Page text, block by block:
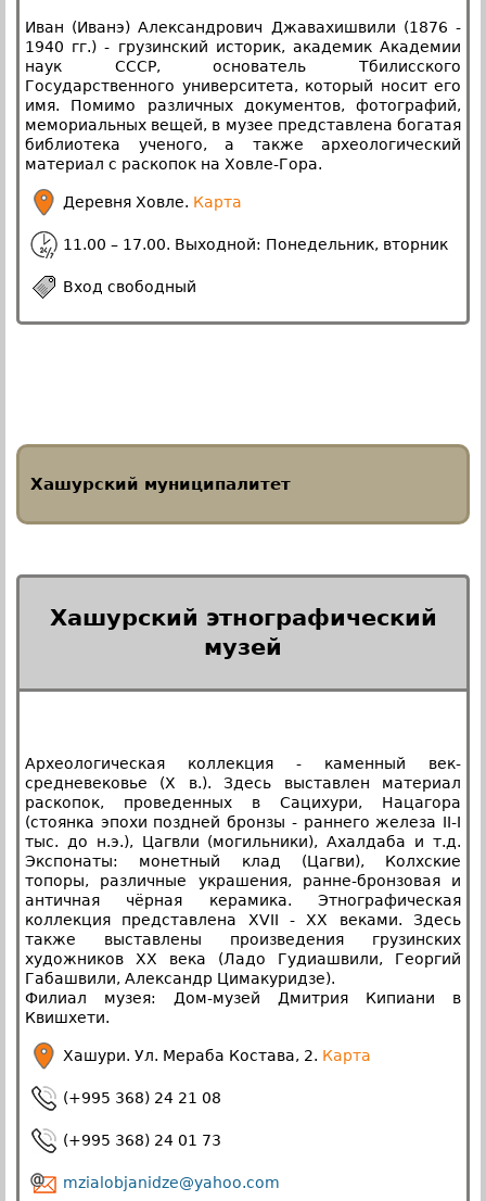
Иван (Иванэ) Александрович Джавахишвили (1876 -
1940 гг.) - грузинский историк, академик Академии
наук СССР, основатель Тбилисского
Государственного университета, который носит его
имя. Помимо различных документов, фотографий,
мемориальных вещей, в музее представлена богатая
библиотека ученого, а также археологический
материал с раскопок на Ховле-Гора.
Деревня Ховле. Карта
11.00 – 17.00. Выходной: Понедельник, вторник
Вход свободный
Хашурский муниципалитет
Хашурский этнографический
музей
Археологическая коллекция - каменный век-
средневековье (X в.). Здесь выставлен материал
раскопок, проведенных в Сацихури, Нацагора
(стоянка эпохи поздней бронзы - раннего железа II-I
тыс. до н.э.), Цагвли (могильники), Ахалдаба и т.д.
Экспонаты: монетный клад (Цагви), Колхские
топоры, различные украшения, ранне-бронзовая и
античная чёрная керамика. Этнографическая
коллекция представлена XVII - XX веками. Здесь
также выставлены произведения грузинских
художников XX века (Ладо Гудиашвили, Георгий
Габашвили, Александр Цимакуридзе).
Филиал музея: Дом-музей Дмитрия Кипиани в
Квишхети.
Хашури. Ул. Мераба Костава, 2. Карта
(+995 368) 24 21 08
(+995 368) 24 01 73
mzialobjanidze@yahoo.com